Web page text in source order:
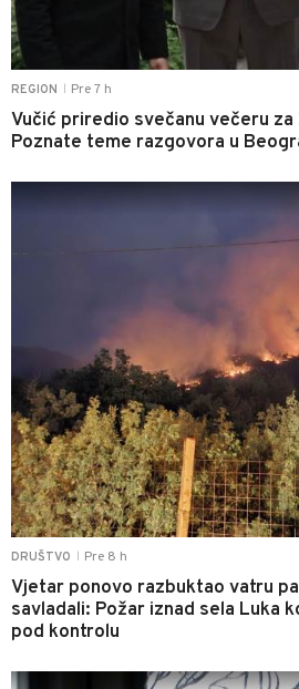
REGION Pre 7 h
Vučić priredio svečanu večeru
Poznate teme razgovora u
DRUŠTVO Pre 8 h
Vjetar ponovo razbuktao vatru
savladali: Požar iznad sela Luka
pod kontrolu